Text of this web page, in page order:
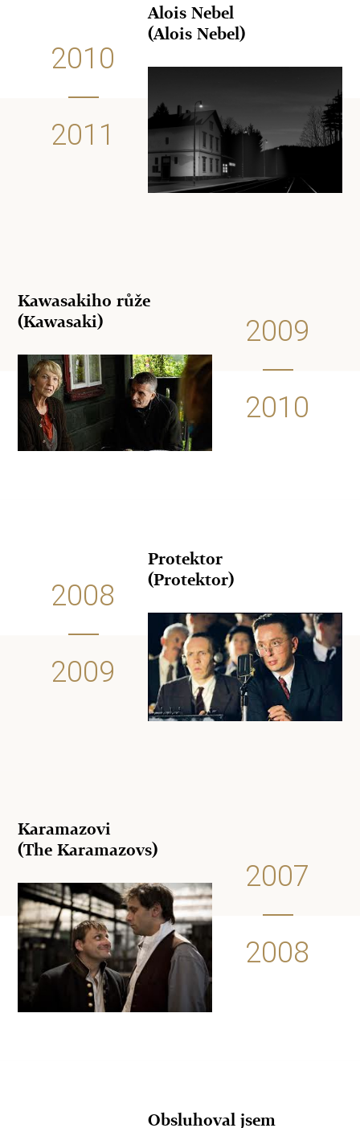
Alois Nebel
(Alois Nebel)
2010
2011
Kawasakiho růže
(Kawasaki)
2009
2010
Protektor
(Protektor)
2008
2009
Karamazovi
(The Karamazovs)
2007
2008
Obsluhoval jsem